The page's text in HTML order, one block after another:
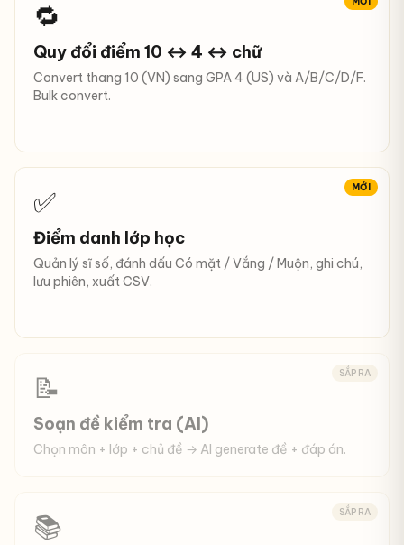
🔁
Quy đổi điểm 10 ↔ 4 ↔ chữ
Convert thang 10 (VN) sang GPA 4 (US) và A/B/C/D/F.
Bulk convert.
MỚI
✅
Điểm danh lớp học
Quản lý sĩ số, đánh dấu Có mặt / Vắng / Muộn, ghi chú,
lưu phiên, xuất CSV.
SẮP RA
📝
Soạn đề kiểm tra (AI)
Chọn môn + lớp + chủ đề → AI generate đề + đáp án.
SẮP RA
📚